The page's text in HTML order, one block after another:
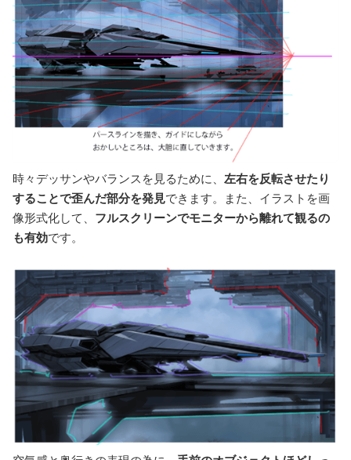
時々デッサンやバランスを見るために、 左右を反転させたり
することで歪んだ部分を発見できます。また、イラストを画
像形式化して、 フルスクリーンでモニターから離れて観るの
も有効です。